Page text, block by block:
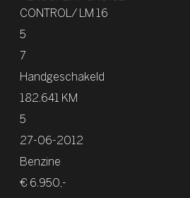
CONTROL/ LM 16
5
7
Handgeschakeld
182.641 KM
5
27-06-2012
Benzine
€ 6.950,-